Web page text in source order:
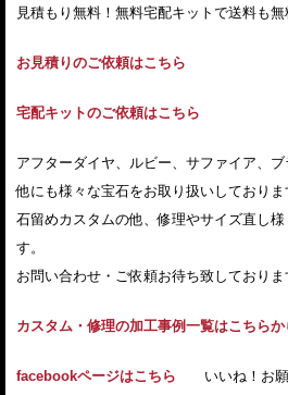
見積もり無料！無料宅配キットで送料も無
お見積りのご依頼はこちら
宅配キットのご依頼はこちら
アフターダイヤ、ルビー、サファイア、
他にも様々な宝石をお取り扱いしておりま
石留めカスタムの他、修理やサイズ直し
す。
お問い合わせ・ご依頼お待ち致しておりま
カスタム・修理の加工事例一覧はこちらか
facebookページはこちら いいね！お願